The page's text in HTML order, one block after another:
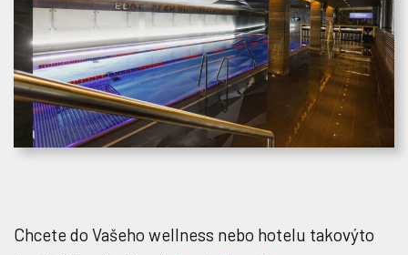
Chcete do Vašeho wellness nebo hotelu takovýto